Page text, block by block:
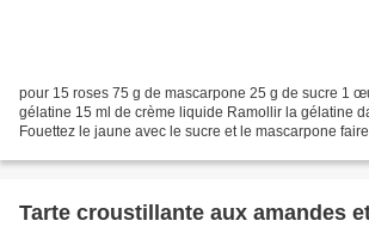
pour 15 roses 75 g de mascarpone 25 g de sucre 1
gélatine 15 ml de crème liquide Ramollir la gélatine
Fouettez le jaune avec le sucre et le mascarpone
Tarte croustillante aux amandes